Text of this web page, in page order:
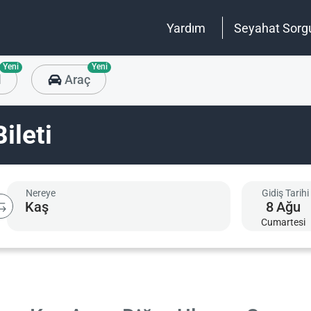
Yardım Seyahat
Yeni
Araç
Yeni
Nereye Gidiş Tarihi
8Ağu
Cumartesi